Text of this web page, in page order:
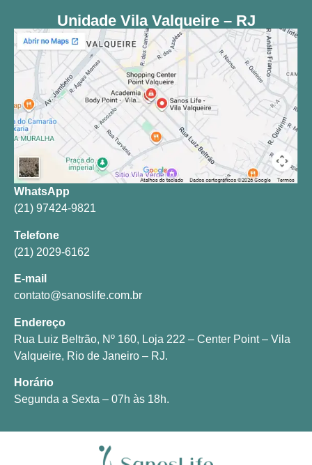
Unidade Vila Valqueire – RJ
WhatsApp
(21) 97424-9821
Telefone
(21) 2029-6162
E-mail
contato@sanoslife.com.br
Endereço
Rua Luiz Beltrão, Nº 160, Loja 222 – Center Point – Vila
Valqueire, Rio de Janeiro – RJ.
Horário
Segunda a Sexta – 07h às 18h.